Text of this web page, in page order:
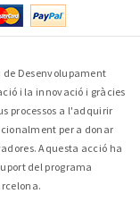
de Desenvolupament
i la innovació i gràcies
processos a l'adquirir
per a donar
Aquesta acció ha
del programa